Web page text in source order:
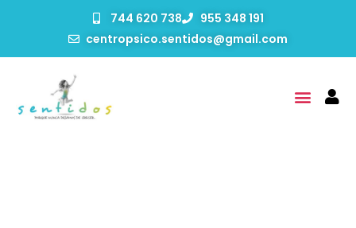
744 620 738
955 348 191
centropsico.sentidos@gmail.com